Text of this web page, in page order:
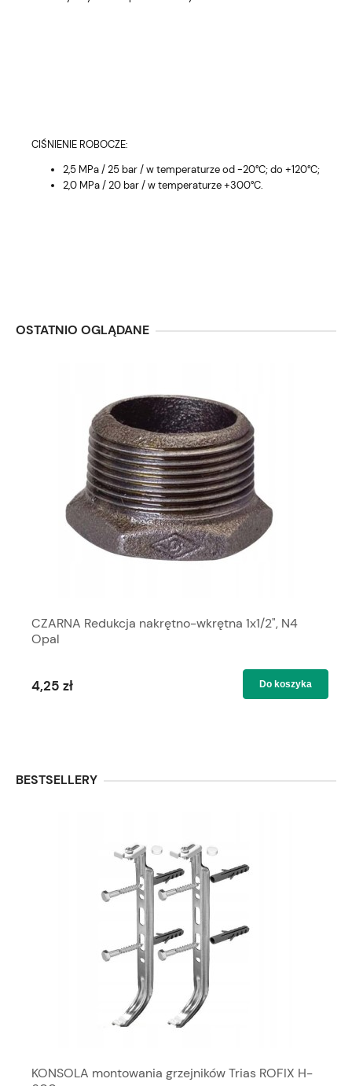
CIŚNIENIE ROBOCZE:
2,5 MPa / 25 bar / w temperaturze od -20°C; do +120°C;
2,0 MPa / 20 bar / w temperaturze +300°C.
OSTATNIO OGLĄDANE
CZARNA Redukcja nakrętno-wkrętna 1x1/2", N4
Opal
4,25 zł Do koszyka
BESTSELLERY
KONSOLA montowania grzejników Trias ROFIX H-